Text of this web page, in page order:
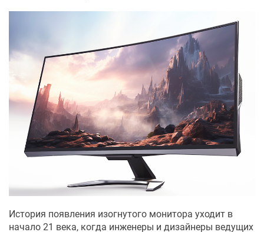
История появления изогнутого монитора уходит в
начало 21 века, когда инженеры и дизайнеры ведущих